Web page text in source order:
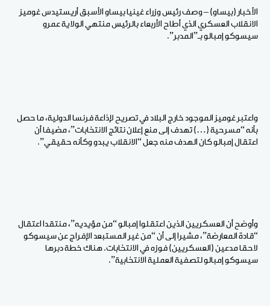
الأخبار (بيساو) – وصف رئيس وزراء غينيا بيساو الأسبق أريستيدس غوميز
الانقلاب العسكري الذي أطاح الأربعاء بالرئيس منتهي الولاية عمرو
سيسوكو إمبالو بـ”المدبر”.
واعتبر غوميز الموجود خارج البلاد في تصريح لإذاعة فرنسا الدولية، ما حصل
بأنه “مسرحية (…) تهدف إلى منع إعلان نتائج الانتخابات”، مضيفا أن
اعتقال إمبالو كان الهدف منه جعل “الانقلاب يبدو وكأنه حقيقي”.
وأوضح أن العسكريين الذين اعتقلوا إمبالو “من مؤيديه”، منتقدا اعتقال
“قادة المعارضة”، مشيرا إلى أن “من غير المستبعد الإفراج عن سيسوكو
لاحقا مدعين (العسكريين) فوزه في الانتخابات. هناك خطة دبرها
سيسوكو إمبالو لتصفية العملية الانتخابية”.